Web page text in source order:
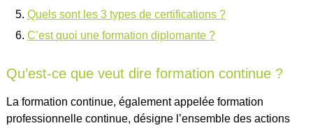
Quels sont les 3 types de certifications ?
C’est quoi une formation diplomante ?
Qu’est-ce que veut dire formation continue ?
La formation continue, également appelée formation
professionnelle continue, désigne l’ensemble des actions